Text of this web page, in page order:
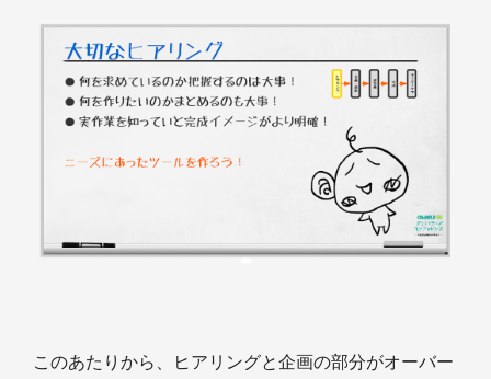
このあたりから、ヒアリングと企画の部分がオーバー